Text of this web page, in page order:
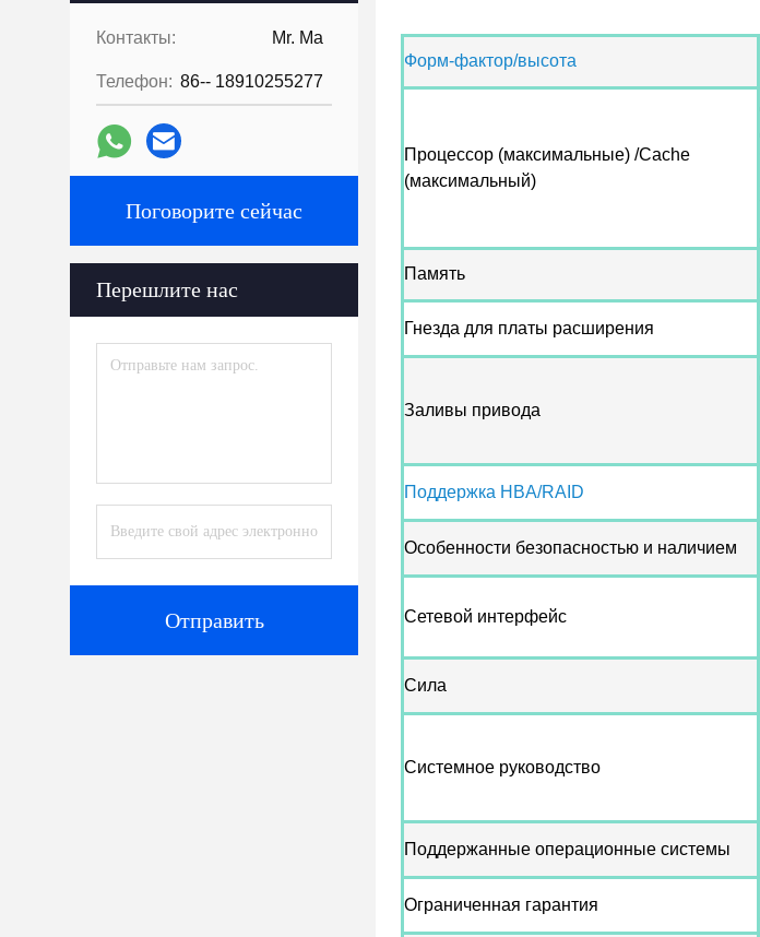
Контакты: Mr. Ma
Телефон: 86-- 18910255277
Поговорите сейчас
Перешлите нас
Отправить
Форм-фактор/высота
Процессор (максимальные) /Cache
(максимальный)
Память
Гнезда для платы расширения
Заливы привода
Поддержка HBA/RAID
Особенности безопасностью и наличием
Сетевой интерфейс
Сила
Системное руководство
Поддержанные операционные системы
Ограниченная гарантия